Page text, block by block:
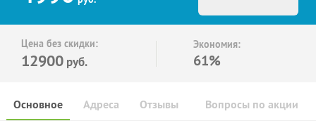
Цена без скидки:
12900 руб.
Экономия:
61%
Основное Отзывы Вопросы по акции
Адреса